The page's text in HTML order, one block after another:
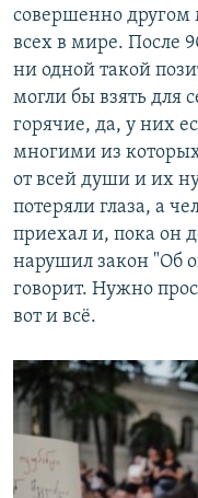
совершенно другом
всех в мире. После
ни одной такой
могли бы взять для
горячие, да, у них
многими из
от всей души и их
потеряли глаза, а
приехал и, пока он
нарушил закон "Об
говорит. Нужно
вот и всё.